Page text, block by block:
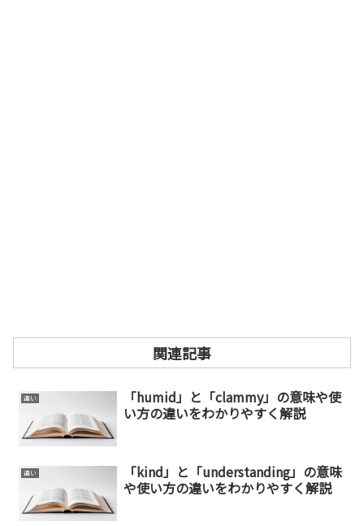
関連記事
違い
「humid」と「clammy」の意味や使
い方の違いをわかりやすく解説
違い
「kind」と「understanding」の意味
や使い方の違いをわかりやすく解説